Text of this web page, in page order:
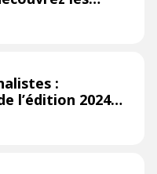
:
l’édition 2024
à la Une »